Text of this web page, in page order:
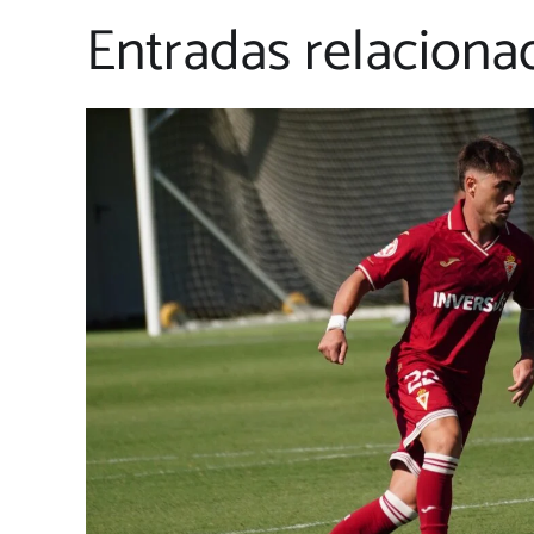
Entradas